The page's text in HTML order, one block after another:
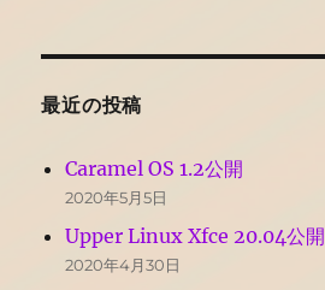
最近の投稿
Caramel OS 1.2公開
2020年5月5日
Upper Linux Xfce 20.04公開
2020年4月30日